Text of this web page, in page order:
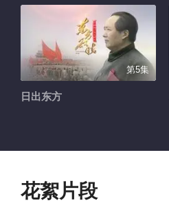
第5集
日出东方
花絮片段